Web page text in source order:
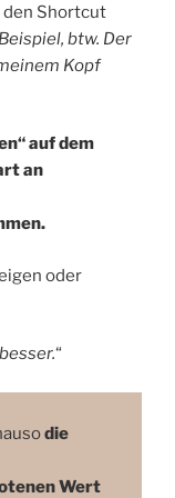
den Shortcut
btw. Der
Kopf
auf dem
an
oder
“
die
Wert